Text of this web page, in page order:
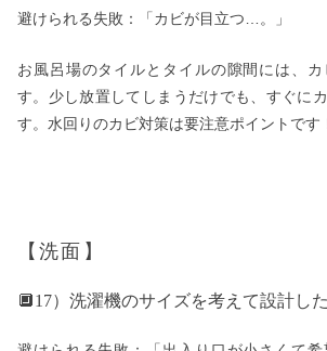
避けられる失敗：「カビが目立つ…。」
お風呂場のタイルとタイルの隙間には、
す。少し放置してしまうだけでも、すぐに
す。水回りのカビ対策は要注意ポイントです
【洗面】
🔲17）洗濯機のサイズを考えて設計した